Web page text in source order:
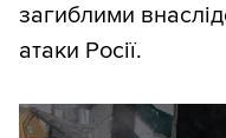
загиблими
атаки Росії.